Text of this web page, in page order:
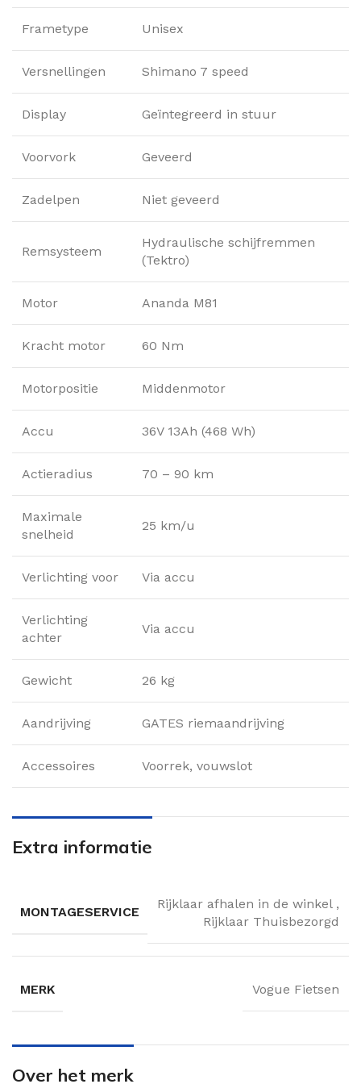
Frametype Unisex
Versnellingen Shimano 7 speed
Display Geïntegreerd in stuur
Voorvork Geveerd
Zadelpen Niet geveerd
Remsysteem
Hydraulische schijfremmen
(Tektro)
Motor Ananda M81
Kracht motor 60 Nm
Motorpositie Middenmotor
Accu 36V 13Ah (468 Wh)
Actieradius 70 – 90 km
Maximale
snelheid
25 km/u
Verlichting voor Via accu
Verlichting
achter
Via accu
Gewicht 26 kg
Aandrijving GATES riemaandrijving
Accessoires Voorrek, vouwslot
Extra informatie
MONTAGESERVICE
Rijklaar afhalen in de winkel ,
Rijklaar Thuisbezorgd
MERK Vogue Fietsen
Over het merk